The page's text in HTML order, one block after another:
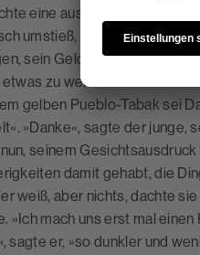
eine ausladende, eine
umstieß, die laut klirrend zu
sein Geld
zu weltlich. Gloria
gelben Pueblo-Tabak sei
»Danke«, sagte der junge,
seinem
damit gehabt, die
weiß, aber nichts, dachte
»Ich mach uns erst mal
er, »so dunkler und